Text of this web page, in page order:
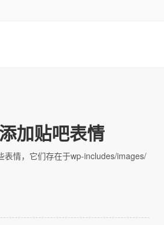
加贴吧表情
表情，它们存在于wp-includes/images/